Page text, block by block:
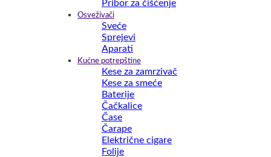
Pribor za čišćenje
Osveživači
Sveće
Sprejevi
Aparati
Kućne potrepštine
Kese za zamrzivač
Kese za smeće
Baterije
Čačkalice
Čase
Čarape
Električne cigare
Folije